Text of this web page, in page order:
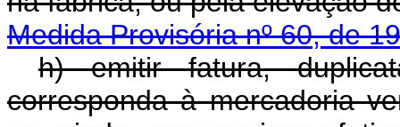
Medida Provisória nº 60, de
h) emitir fatura,
corresponda à mercadoria